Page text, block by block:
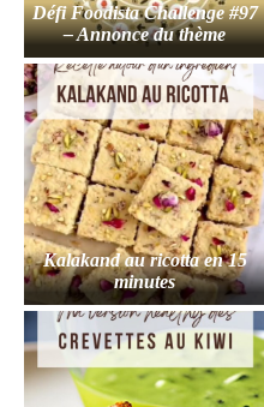
Défi Foodista Challenge #97
– Annonce du thème
Kalakand au ricotta en 15
minutes